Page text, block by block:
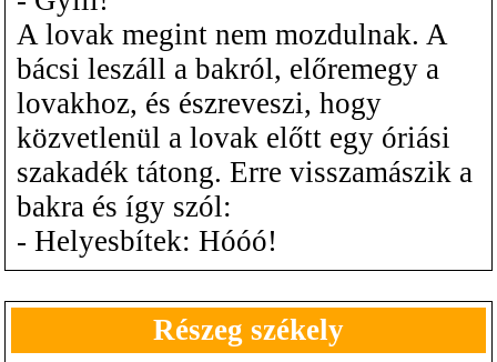
A lovak megint nem mozdulnak. A
bácsi leszáll a bakról, előremegy a
lovakhoz, és észreveszi, hogy
közvetlenül a lovak előtt egy óriási
szakadék tátong. Erre visszamászik a
bakra és így szól:
- Helyesbítek: Hóóó!
Részeg székely